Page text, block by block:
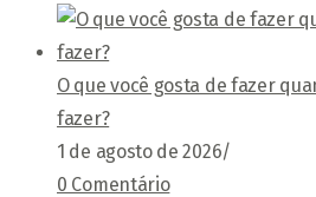
O que você gosta de fazer
fazer?
1 de agosto de 2026/
0 Comentário